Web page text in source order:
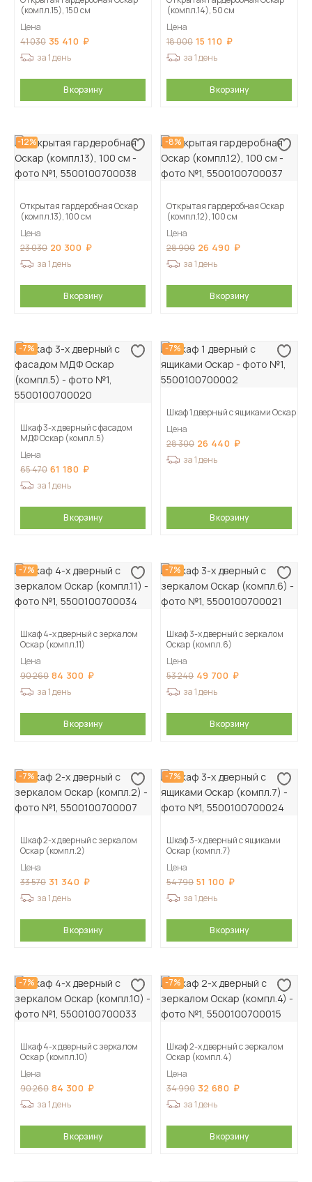
(компл.15), 150 см
Цена
41 030 35 410
за 1 день
В корзину
(компл.14), 50 см
Цена
18 000 15 110
за 1 день
В корзину
-12%
Открытая гардеробная Оскар
(компл.13), 100 см
Цена
23 030 20 300
за 1 день
В корзину
-8%
Открытая гардеробная Оскар
(компл.12), 100 см
Цена
28 900 26 490
за 1 день
В корзину
-7%
Шкаф 3-х дверный с фасадом
МДФ Оскар (компл.5)
Цена
65 470 61 180
за 1 день
В корзину
-7%
Шкаф 1 дверный с ящиками Оскар
Цена
28 300 26 440
за 1 день
В корзину
-7%
Шкаф 4-х дверный с зеркалом
Оскар (компл.11)
Цена
90 260 84 300
за 1 день
В корзину
-7%
Шкаф 3-х дверный с зеркалом
Оскар (компл.6)
Цена
53 240 49 700
за 1 день
В корзину
-7%
Шкаф 2-х дверный с зеркалом
Оскар (компл.2)
Цена
33 570 31 340
за 1 день
В корзину
-7%
Шкаф 3-х дверный с ящиками
Оскар (компл.7)
Цена
54 790 51 100
за 1 день
В корзину
-7%
Шкаф 4-х дверный с зеркалом
Оскар (компл.10)
Цена
90 260 84 300
за 1 день
В корзину
-7%
Шкаф 2-х дверный с зеркалом
Оскар (компл.4)
Цена
34 990 32 680
за 1 день
В корзину